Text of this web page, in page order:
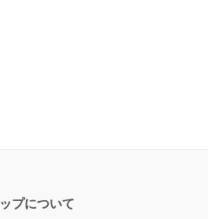
プについて